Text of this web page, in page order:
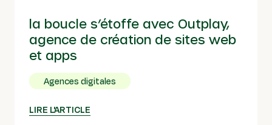
la boucle s’étoffe avec Outplay,
agence de création de sites web
et apps
Agences digitales
LIRE L'ARTICLE